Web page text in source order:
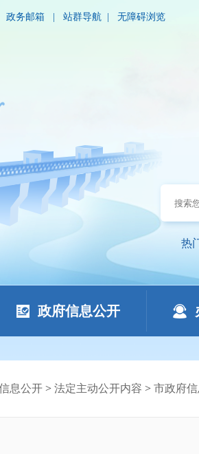
政务邮箱 站群导航 无障碍浏览
热
政府信息公开
息公开 > 法定主动公开内容 > 市政府